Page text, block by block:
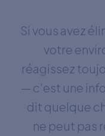
Si vous avez
votre
réagissez
— c'est une
dit quelque
ne peut pas